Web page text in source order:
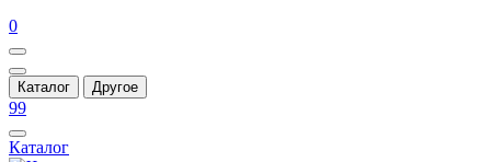
0
Каталог Другое
99
Каталог